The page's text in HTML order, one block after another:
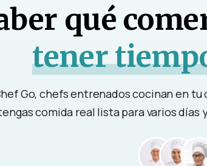
qué
tener
Go, chefs entrenados cocinan en
comida real lista para varios